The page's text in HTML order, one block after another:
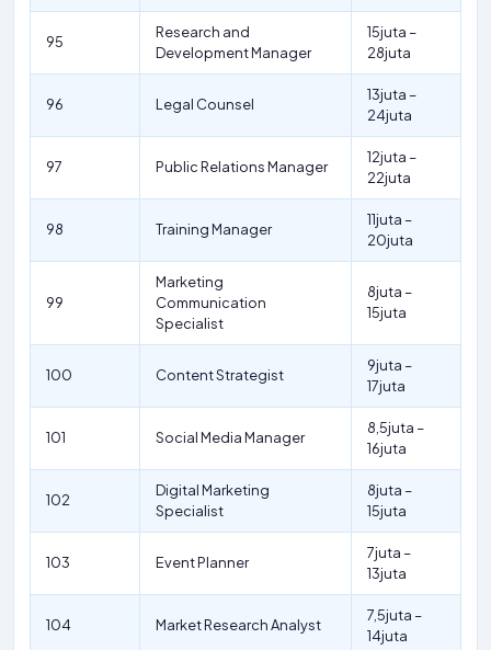
95
Research and
Development Manager
15juta –
28juta
96 Legal Counsel
13juta –
24juta
97 Public Relations Manager
12juta –
22juta
98 Training Manager
11juta –
20juta
99
Marketing
Communication
Specialist
8juta –
15juta
100 Content Strategist
9juta –
17juta
101 Social Media Manager
8,5juta –
16juta
102
Digital Marketing
Specialist
8juta –
15juta
103 Event Planner
7juta –
13juta
104 Market Research Analyst
7,5juta –
14juta